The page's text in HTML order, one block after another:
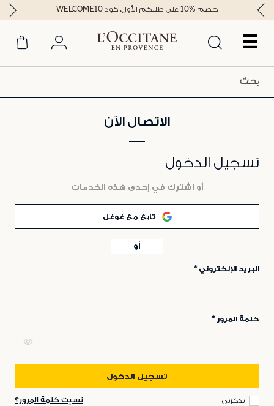
☰
خصم %10 على طلبكم الأول، كود WELCOME10
الاتصال الآن
تسجيل الدخول
أو اشترك في إحدى هذه الخدمات
تابع مع غوغل
أو
البريد الإلكتروني
كلمة المرور
تسجيل الدخول
تذكرني نسيت كلمة المرور؟